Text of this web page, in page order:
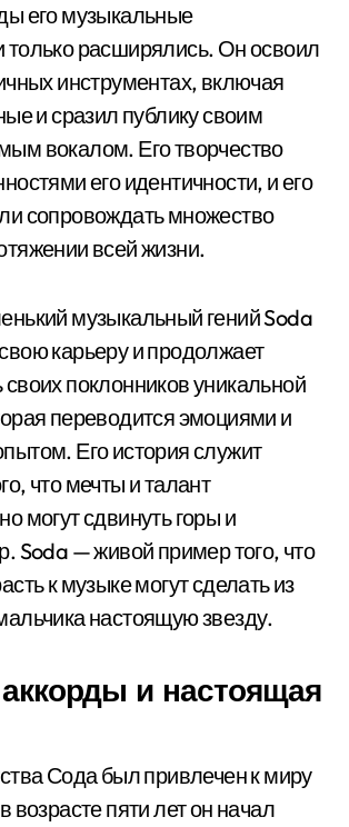
его музыкальные
только расширялись. Он освоил
инструментах, включая
и сразил публику своим
вокалом. Его творчество
его идентичности, и его
сопровождать множество
всей жизни.
музыкальный гений Soda
карьеру и продолжает
поклонников уникальной
переводится эмоциями и
Его история служит
что мечты и талант
могут сдвинуть горы и
Soda — живой пример того, что
к музыке могут сделать из
настоящую звезду.
и настоящая
Сода был привлечен к миру
возрасте пяти лет он начал